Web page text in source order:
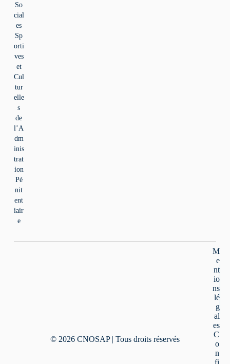
So
cial
es
Sp
orti
ves
et
Cul
tur
elle
s
de
l’A
dm
inis
trat
ion
Pé
nit
ent
iair
e
© 2026 CNOSAP | Tous droits réservés
M
e
nt
io
ns
lé
g
al
es
C
o
n